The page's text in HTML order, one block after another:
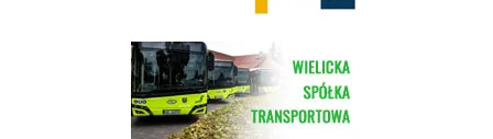
link do strony Wielickiej Spółki Transportowej